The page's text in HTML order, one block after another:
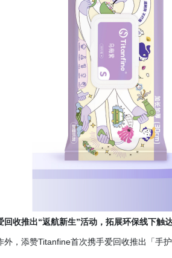
回收推出“返航新生”活动，拓展环保线下触
外，添赞Titanfine首次携手爱回收推出「手